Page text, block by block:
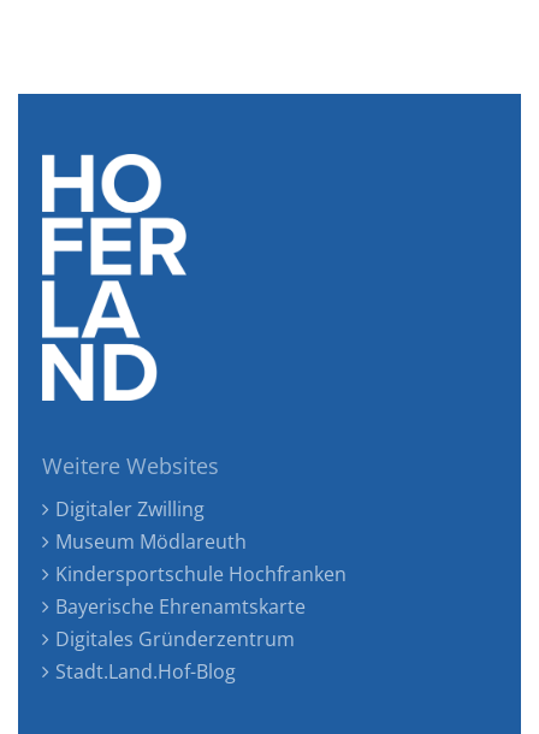
Weitere Websites
Digitaler Zwilling
Museum Mödlareuth
Kindersportschule Hochfranken
Bayerische Ehrenamtskarte
Digitales Gründerzentrum
Stadt.Land.Hof-Blog